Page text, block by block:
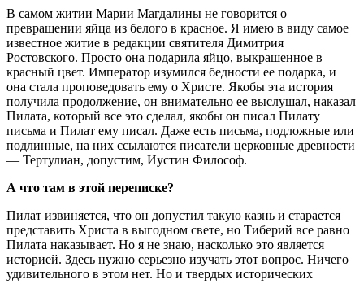
В самом житии Марии Магдалины не говорится о
превращении яйца из белого в красное. Я имею в виду самое
известное житие в редакции святителя Димитрия
Ростовского. Просто она подарила яйцо, выкрашенное в
красный цвет. Император изумился бедности ее подарка, и
она стала проповедовать ему о Христе. Якобы эта история
получила продолжение, он внимательно ее выслушал, наказал
Пилата, который все это сделал, якобы он писал Пилату
письма и Пилат ему писал. Даже есть письма, подложные или
подлинные, на них ссылаются писатели церковные древности
— Тертулиан, допустим, Иустин Философ.
А что там в этой переписке?
Пилат извиняется, что он допустил такую казнь и старается
представить Христа в выгодном свете, но Тиберий все равно
Пилата наказывает. Но я не знаю, насколько это является
историей. Здесь нужно серьезно изучать этот вопрос. Ничего
удивительного в этом нет. Но и твердых исторических